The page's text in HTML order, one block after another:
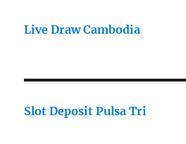
Live Draw Cambodia
Slot Deposit Pulsa Tri